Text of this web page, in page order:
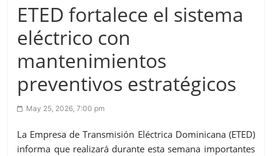
ETED fortalece el sistema
eléctrico con
mantenimientos
preventivos estratégicos
May 25, 2026, 7:00 pm
La Empresa de Transmisión Eléctrica Dominicana (ETED)
informa que realizará durante esta semana importantes